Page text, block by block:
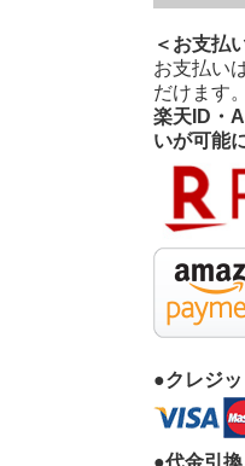
＜お支払
お支払い
だけます。
楽天ID・
いが可能
●クレジ